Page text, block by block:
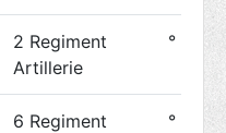
2 Regiment
Artillerie
°
6 Regiment
°